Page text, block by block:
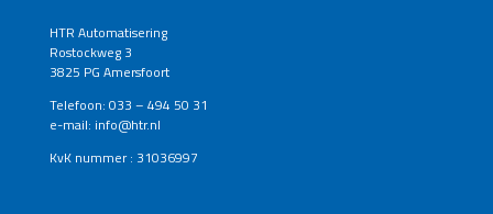
HTR Automatisering
Rostockweg 3
3825 PG Amersfoort
Telefoon: 033 – 494 50 31
e-mail: info@htr.nl
KvK nummer : 31036997